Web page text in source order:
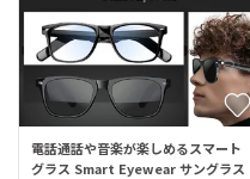
電話通話や音楽が楽しめるスマート
グラス Smart Eyewear サングラス